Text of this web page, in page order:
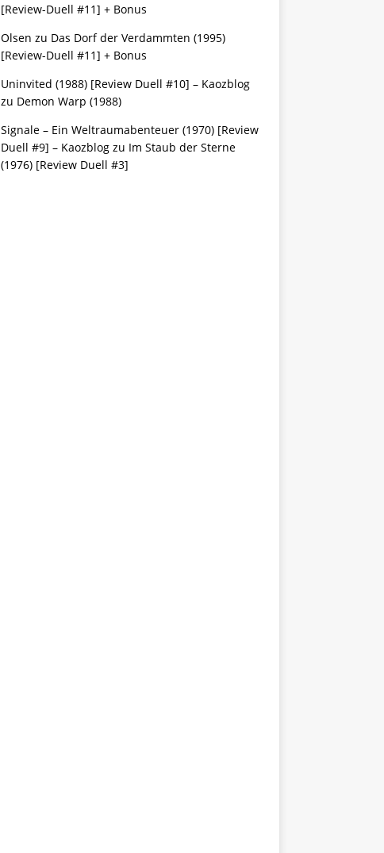
[Review-Duell #11] + Bonus
Olsen zu Das Dorf der Verdammten (1995)
[Review-Duell #11] + Bonus
Uninvited (1988) [Review Duell #10] – Kaozblog
zu Demon Warp (1988)
Signale – Ein Weltraumabenteuer (1970) [Review
Duell #9] – Kaozblogzu Im Staub der Sterne
(1976) [Review Duell #3]